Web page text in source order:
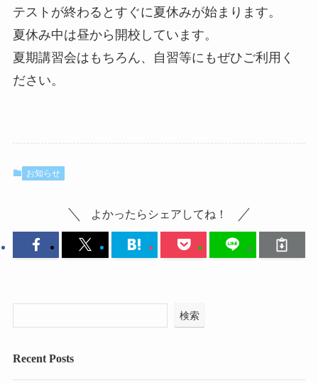
テストが終わるとすぐに夏休みが始まります。
夏休み中は昼から開校しています。
夏期講習会はもちろん、自習等にもぜひご利用く
ださい。
お知らせ
よかったらシェアしてね！
検索
Recent Posts